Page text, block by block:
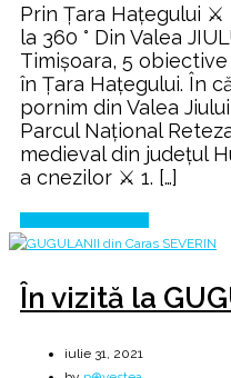
turistice
în
Țara
Hațegului
Prin Țara Haţegului ⚔️
la 360 ° Din Valea
Timișoara, 5
în Țara Haţegului. În
pornim din Valea
Parcul Național
medieval din județul
a cnezilor ⚔️ 1. […]
În vizită la
iulie 31, 2021